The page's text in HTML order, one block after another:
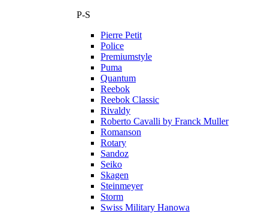
P-S
Pierre Petit
Police
Premiumstyle
Puma
Quantum
Reebok
Reebok Classic
Rivaldy
Roberto Cavalli by Franck Muller
Romanson
Rotary
Sandoz
Seiko
Skagen
Steinmeyer
Storm
Swiss Military Hanowa